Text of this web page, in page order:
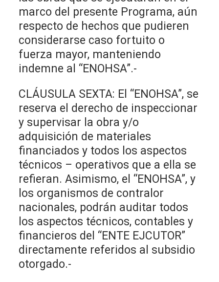
marco del presente Programa, aún
respecto de hechos que pudieren
considerarse caso fortuito o
fuerza mayor, manteniendo
indemne al “ENOHSA”.-
CLÁUSULA SEXTA: El “ENOHSA”, se
reserva el derecho de inspeccionar
y supervisar la obra y/o
adquisición de materiales
financiados y todos los aspectos
técnicos – operativos que a ella se
refieran. Asimismo, el “ENOHSA”, y
los organismos de contralor
nacionales, podrán auditar todos
los aspectos técnicos, contables y
financieros del “ENTE EJCUTOR”
directamente referidos al subsidio
otorgado.-